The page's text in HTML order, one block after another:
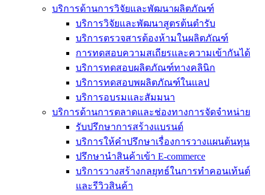
บริการด้านการวิจัยและพัฒนาผลิตภัณฑ์
บริการวิจัยและพัฒนาสูตรต้นตำรับ
บริการตรวจสารต้องห้ามในผลิตภัณฑ์
การทดสอบความสเถียรและความเข้ากันได้
บริการทดสอบผลิตภัณฑ์ทางคลินิก
บริการทดสอบพผลิตภัณฑ์ในแลป
บริการอบรมและสัมมนา
บริการด้านการตลาดและช่องทางการจัดจำหน่าย
รับปรึกษาการสร้างแบรนด์
บริการให้คำปรึกษาเรื่องการวางแผนต้นทุน
ปรึกษานำสินค้าเข้า E-commerce
บริการวางสร้างกลยุทธ์ในการทำคอนเท้นต์
และรีวิวสินค้า